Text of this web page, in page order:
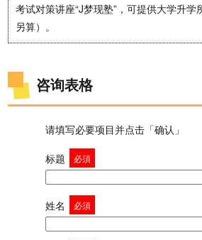
考试对策讲座“J梦现塾”，可提供大学升学
另算）。
咨询表格
请填写必要项目并点击「确认」
标题 必須
姓名 必須